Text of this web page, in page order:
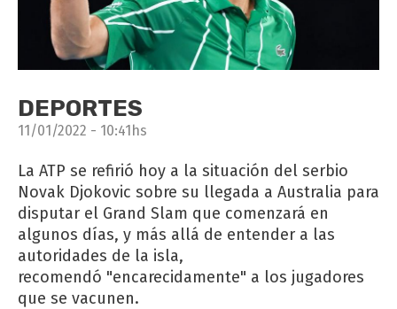
DEPORTES
11/01/2022 - 10:41hs
La ATP se refirió hoy a la situación del serbio
Novak Djokovic sobre su llegada a Australia para
disputar el Grand Slam que comenzará en
algunos días, y más allá de entender a las
autoridades de la isla,
recomendó "encarecidamente" a los jugadores
que se vacunen.